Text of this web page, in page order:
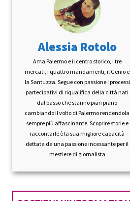
Alessia Rotolo
Ama Palermo e il centro storico, i tre
mercati, i quattro mandamenti, il Genio e
la Santuzza. Segue con passione i processi
partecipativi di riqualifica della città nati
dal basso che stanno pian piano
cambiando il volto di Palermo rendendola
sempre più affascinante. Scoprire storie e
raccontarle è la sua migliore capacità
dettata da una passione incessante per il
mestiere di giornalista